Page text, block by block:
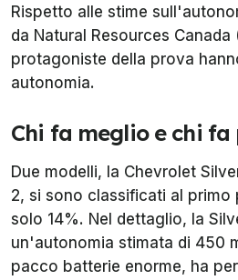
Rispetto alle stime
da Natural Resources Canada
protagoniste della prova
autonomia.
Chi fa meglio e chi fa
Due modelli, la Chevrolet
2, si sono classificati al primo
solo 14%. Nel dettaglio, la
un'autonomia stimata di 450
pacco batterie enorme, ha